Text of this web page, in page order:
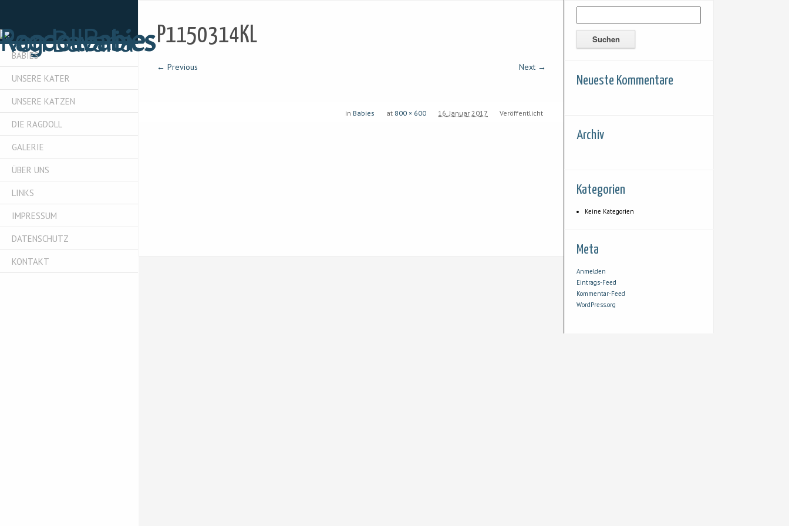
BABIES
UNSERE KATER
UNSERE KATZEN
DIE RAGDOLL
GALERIE
ÜBER UNS
LINKS
IMPRESSUM
DATENSCHUTZ
KONTAKT
P1150314KL
← Previous Next →
Veröffentlicht
16. Januar 2017
at 800 × 600
in Babies
Neueste Kommentare
Archiv
Kategorien
Keine Kategorien
Meta
Anmelden
Eintrags-Feed
Kommentar-Feed
WordPress.org